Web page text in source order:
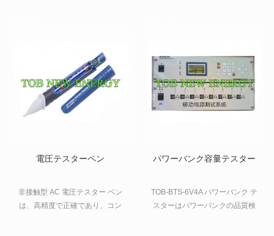
鉛蓄電池、その他の電圧のある
単電池または電池パックに適し
ています200v以下。
電圧テスターペン
非接触型 AC 電圧テスター ペン
は、高精度で正確であり、コン
パワーバンク容量テスター
TOB-BTS-6V4A パワーバンク テ
スターはパワーバンクの品質検